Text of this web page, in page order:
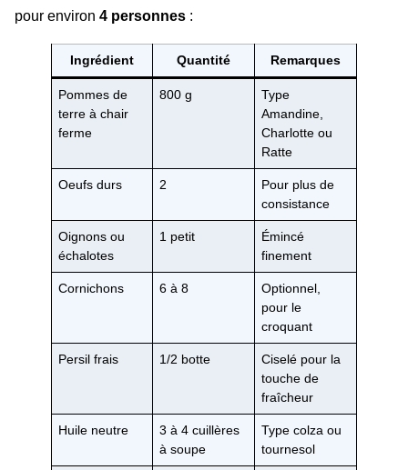
pour environ 4 personnes :
Ingrédient Quantité Remarques
Pommes de
terre à chair
ferme
800 g
Type
Amandine,
Charlotte ou
Ratte
Oeufs durs 2
Pour plus de
consistance
Oignons ou
échalotes
1 petit
Émincé
finement
Cornichons 6 à 8
Optionnel,
pour le
croquant
Persil frais 1/2 botte
Ciselé pour la
touche de
fraîcheur
Huile neutre
3 à 4 cuillères
à soupe
Type colza ou
tournesol